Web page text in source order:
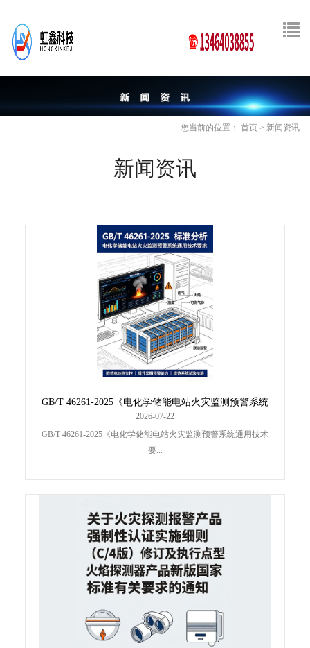
您当前的位置： 首页 > 新闻资讯
新闻资讯
GB/T 46261-2025《电化学储能电站火灾监测预警系统
通用技术要求》标准分析
2026-07-22
GB/T 46261-2025《电化学储能电站火灾监测预警系统通用技术
要...